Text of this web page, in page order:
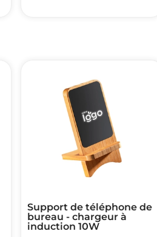
Support de téléphone de
bureau - chargeur à
induction 10W